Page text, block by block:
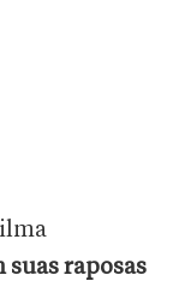
suas raposas